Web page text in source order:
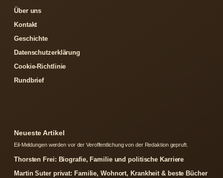
Über uns
Kontakt
Geschichte
Datenschutzerklärung
Cookie-Richtlinie
Rundbrief
Neueste Artikel
Eil-Meldungen werden vor der Veroffentlichung von der Redaktion gepruft.
Thorsten Frei: Biografie, Familie und politische Karriere
Martin Suter privat: Familie, Wohnort, Krankheit & beste Bücher